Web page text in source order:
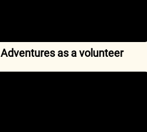
Adventures as a volunteer